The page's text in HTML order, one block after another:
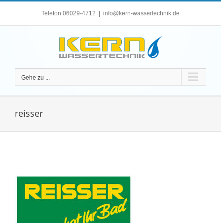
Telefon 06029-4712 info@kern-wassertechnik.de
Gehe zu ...
reisser